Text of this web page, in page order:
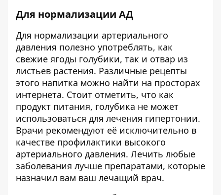
Для нормализации АД
Для нормализации артериального
давления полезно употреблять, как
свежие ягоды голубики, так и отвар из
листьев растения. Различные рецепты
этого напитка можно найти на просторах
интернета. Стоит отметить, что как
продукт питания, голубика не может
использоваться для лечения гипертонии.
Врачи рекомендуют её исключительно в
качестве профилактики высокого
артериального давления. Лечить любые
заболевания лучше препаратами, которые
назначил вам ваш лечащий врач.